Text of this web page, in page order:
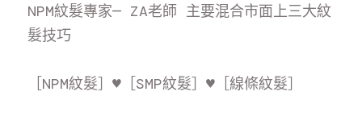
NPM紋髮專家— ZA老師 主要混合市面上三大紋
髮技巧
［NPM紋髮］♥️［SMP紋髮］♥️［線條紋髮］